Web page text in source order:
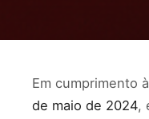
Em cumprimento
de maio de 2024,